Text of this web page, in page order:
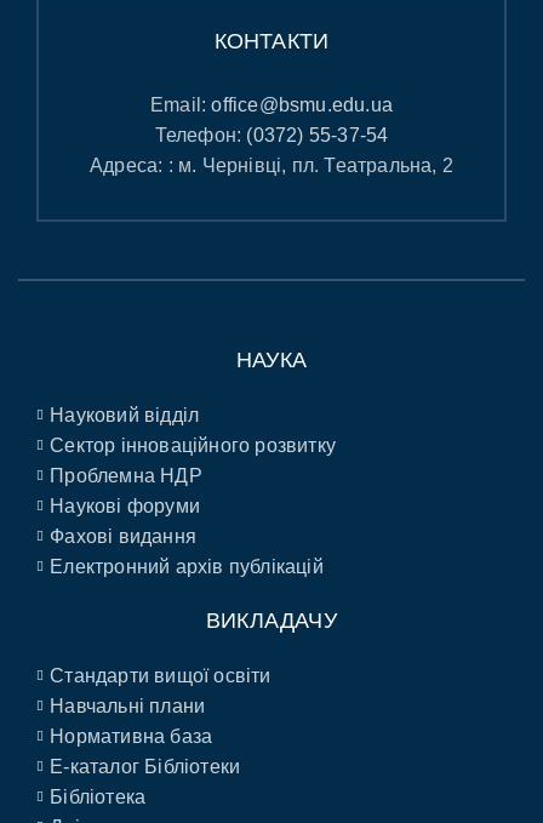
КОНТАКТИ
Email:office@bsmu.edu.ua
Телефон: (0372) 55-37-54
Адреса: : м. Чернівці, пл. Театральна, 2
НАУКА
Науковий відділ
Сектор інноваційного розвитку
Проблемна НДР
Наукові форуми
Фахові видання
Електронний архів публікацій
ВИКЛАДАЧУ
Стандарти вищої освіти
Навчальні плани
Нормативна база
E-каталог Бібліотеки
Бібліотека